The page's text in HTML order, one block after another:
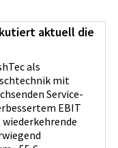
aktuell die
als
mit
Service‑
EBIT